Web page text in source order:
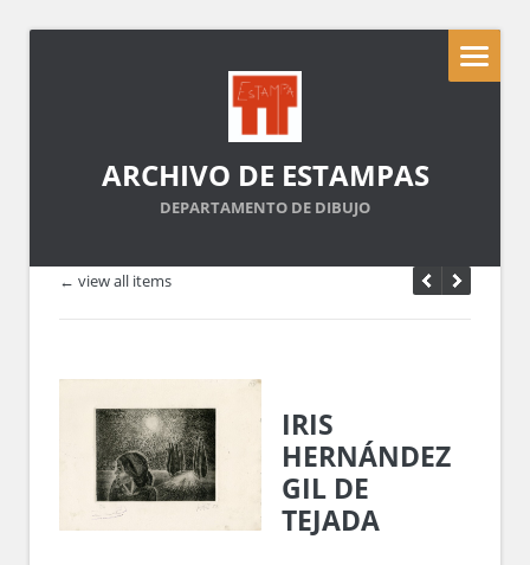
ARCHIVO DE ESTAMPAS
DEPARTAMENTO DE DIBUJO
← view all items
IRIS
HERNÁNDEZ
GIL DE
TEJADA